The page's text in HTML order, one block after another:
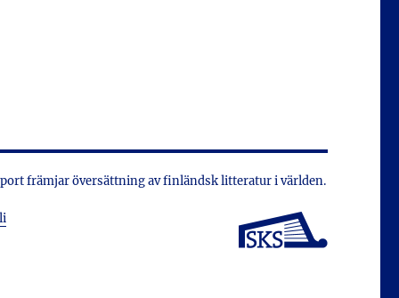
främjar översättning av finländsk litteratur i världen.